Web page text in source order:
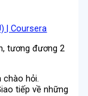
| Coursera
tương đương 2
chào hỏi.
tiếp về những